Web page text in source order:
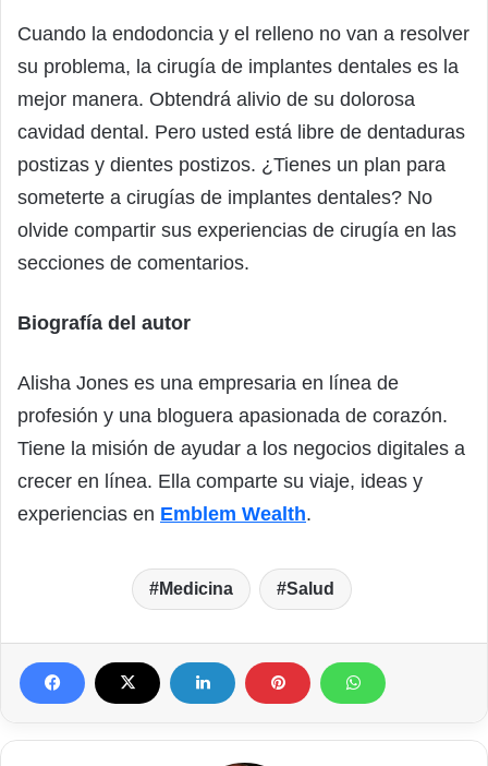
Cuando la endodoncia y el relleno no van a resolver
su problema, la cirugía de implantes dentales es la
mejor manera. Obtendrá alivio de su dolorosa
cavidad dental. Pero usted está libre de dentaduras
postizas y dientes postizos. ¿Tienes un plan para
someterte a cirugías de implantes dentales? No
olvide compartir sus experiencias de cirugía en las
secciones de comentarios.
Biografía del autor
Alisha Jones es una empresaria en línea de
profesión y una bloguera apasionada de corazón.
Tiene la misión de ayudar a los negocios digitales a
crecer en línea. Ella comparte su viaje, ideas y
experiencias en Emblem Wealth.
Medicina Salud